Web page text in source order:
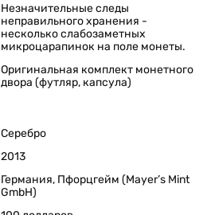
Незначительные следы
неправильного хранения -
несколько слабозаметных
микроцарапинок на поле монеты.
Оригинальная комплект монетного
двора (футляр, капсула)
Серебро
2013
Германия, Пфорцгейм (Mayer’s Mint
GmbH)